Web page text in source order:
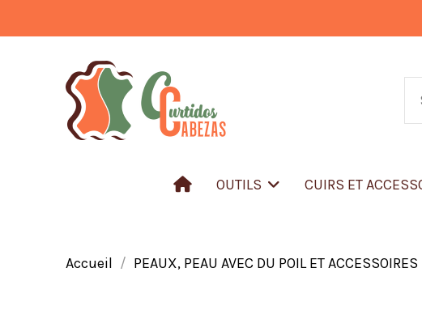
OUTILS CUIRS ET
Accueil PEAUX, PEAU AVEC DU POIL ET ACCESSOIRES